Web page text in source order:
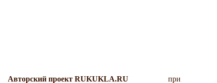
Авторский проект RUKUKLA.RU при